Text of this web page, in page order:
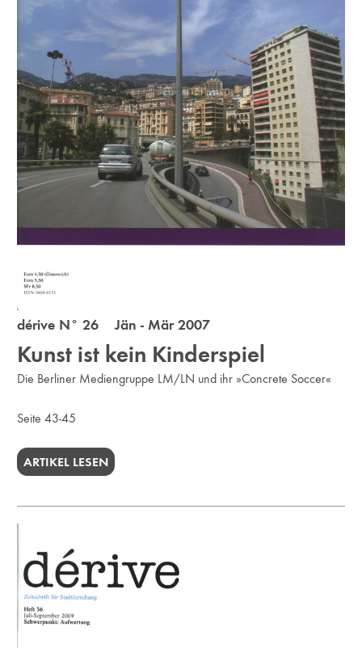
dérive N° 26 Jän - Mär 2007
Kunst ist kein Kinderspiel
Die Berliner Mediengruppe LM/LN und ihr »Concrete Soccer«
Seite 43-45
ARTIKEL LESEN